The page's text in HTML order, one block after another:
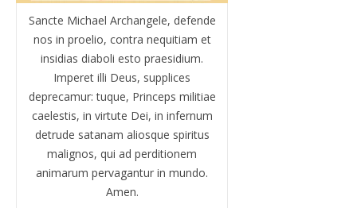
Sancte Michael Archangele, defende
nos in proelio, contra nequitiam et
insidias diaboli esto praesidium.
Imperet illi Deus, supplices
deprecamur: tuque, Princeps militiae
caelestis, in virtute Dei, in infernum
detrude satanam aliosque spiritus
malignos, qui ad perditionem
animarum pervagantur in mundo.
Amen.